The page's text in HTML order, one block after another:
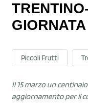
Piccoli Frutti
Il 15 marzo un
aggiornamento per il